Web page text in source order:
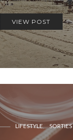
VIEW POST
LIFESTYLE SORTIES